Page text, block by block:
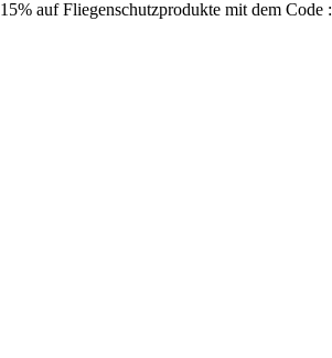
15% auf Fliegenschutzprodukte mit dem Code :